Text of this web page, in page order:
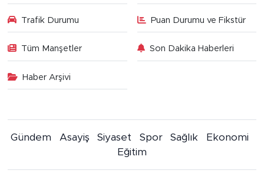
Trafik Durumu Puan Durumu ve Fikstür
Tüm Manşetler Son Dakika Haberleri
Haber Arşivi
Gündem Asayiş Siyaset Spor Sağlık
Ekonomi
Eğitim